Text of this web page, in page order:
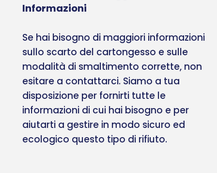
Informazioni
Se hai bisogno di maggiori informazioni
sullo scarto del cartongesso e sulle
modalità di smaltimento corrette, non
esitare a contattarci. Siamo a tua
disposizione per fornirti tutte le
informazioni di cui hai bisogno e per
aiutarti a gestire in modo sicuro ed
ecologico questo tipo di rifiuto.